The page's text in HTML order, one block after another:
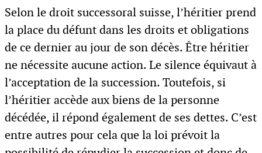
Selon le droit successoral suisse, l’héritier prend
la place du défunt dans les droits et obligations
de ce dernier au jour de son décès. Être héritier
ne nécessite aucune action. Le silence équivaut à
l’acceptation de la succession. Toutefois, si
l’héritier accède aux biens de la personne
décédée, il répond également de ses dettes. C’est
entre autres pour cela que la loi prévoit la